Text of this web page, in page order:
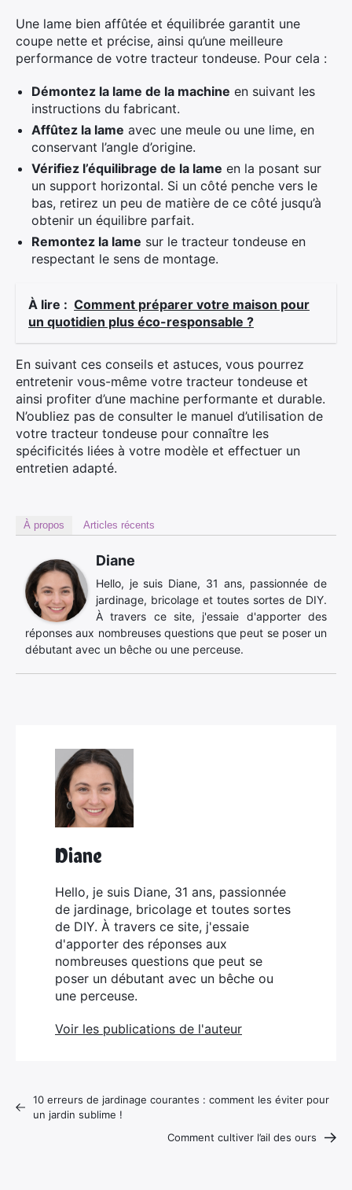
Une lame bien affûtée et équilibrée garantit une
coupe nette et précise, ainsi qu’une meilleure
performance de votre tracteur tondeuse. Pour cela :
Démontez la lame de la machine en suivant les
instructions du fabricant.
Affûtez la lame avec une meule ou une lime, en
conservant l’angle d’origine.
Vérifiez l’équilibrage de la lame en la posant sur
un support horizontal. Si un côté penche vers le
bas, retirez un peu de matière de ce côté jusqu’à
obtenir un équilibre parfait.
Remontez la lame sur le tracteur tondeuse en
respectant le sens de montage.
À lire : Comment préparer votre maison pour
un quotidien plus éco-responsable ?
En suivant ces conseils et astuces, vous pourrez
entretenir vous-même votre tracteur tondeuse et
ainsi profiter d’une machine performante et durable.
N’oubliez pas de consulter le manuel d’utilisation de
votre tracteur tondeuse pour connaître les
spécificités liées à votre modèle et effectuer un
entretien adapté.
À propos Articles récents
Diane
Hello, je suis Diane, 31 ans, passionnée de
jardinage, bricolage et toutes sortes de DIY.
À travers ce site, j'essaie d'apporter des
réponses aux nombreuses questions que peut se poser un
débutant avec un bêche ou une perceuse.
Diane
Hello, je suis Diane, 31 ans, passionnée
de jardinage, bricolage et toutes sortes
de DIY. À travers ce site, j'essaie
d'apporter des réponses aux
nombreuses questions que peut se
poser un débutant avec un bêche ou
une perceuse.
Voir les publications de l'auteur
10 erreurs de jardinage courantes : comment les éviter pour
un jardin sublime !
Comment cultiver l’ail des ours